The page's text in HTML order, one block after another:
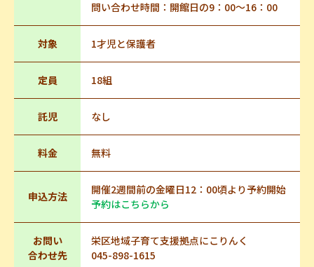
問い合わせ時間：開館日の9：00～16：00
対象 1才児と保護者
定員 18組
託児 なし
料金 無料
申込方法
開催2週間前の金曜日12：00頃より予約開始
予約はこちらから
お問い
合わせ先
栄区地域子育て支援拠点にこりんく
045-898-1615